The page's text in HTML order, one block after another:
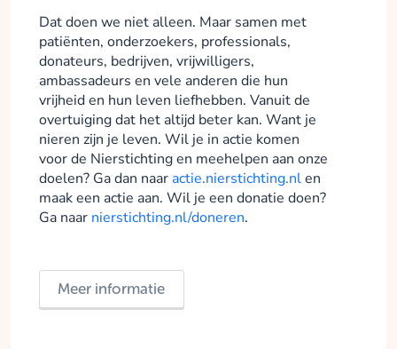
Dat doen we niet alleen. Maar samen met
patiënten, onderzoekers, professionals,
donateurs, bedrijven, vrijwilligers,
ambassadeurs en vele anderen die hun
vrijheid en hun leven liefhebben. Vanuit de
overtuiging dat het altijd beter kan. Want je
nieren zijn je leven. Wil je in actie komen
voor de Nierstichting en meehelpen aan onze
doelen? Ga dan naar actie.nierstichting.nlen
maak een actie aan. Wil je een donatie doen?
Ga naar nierstichting.nl/doneren.
Meer informatie